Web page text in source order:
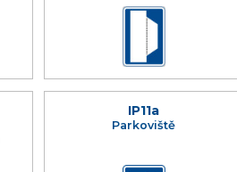
IP11a
Parkoviště